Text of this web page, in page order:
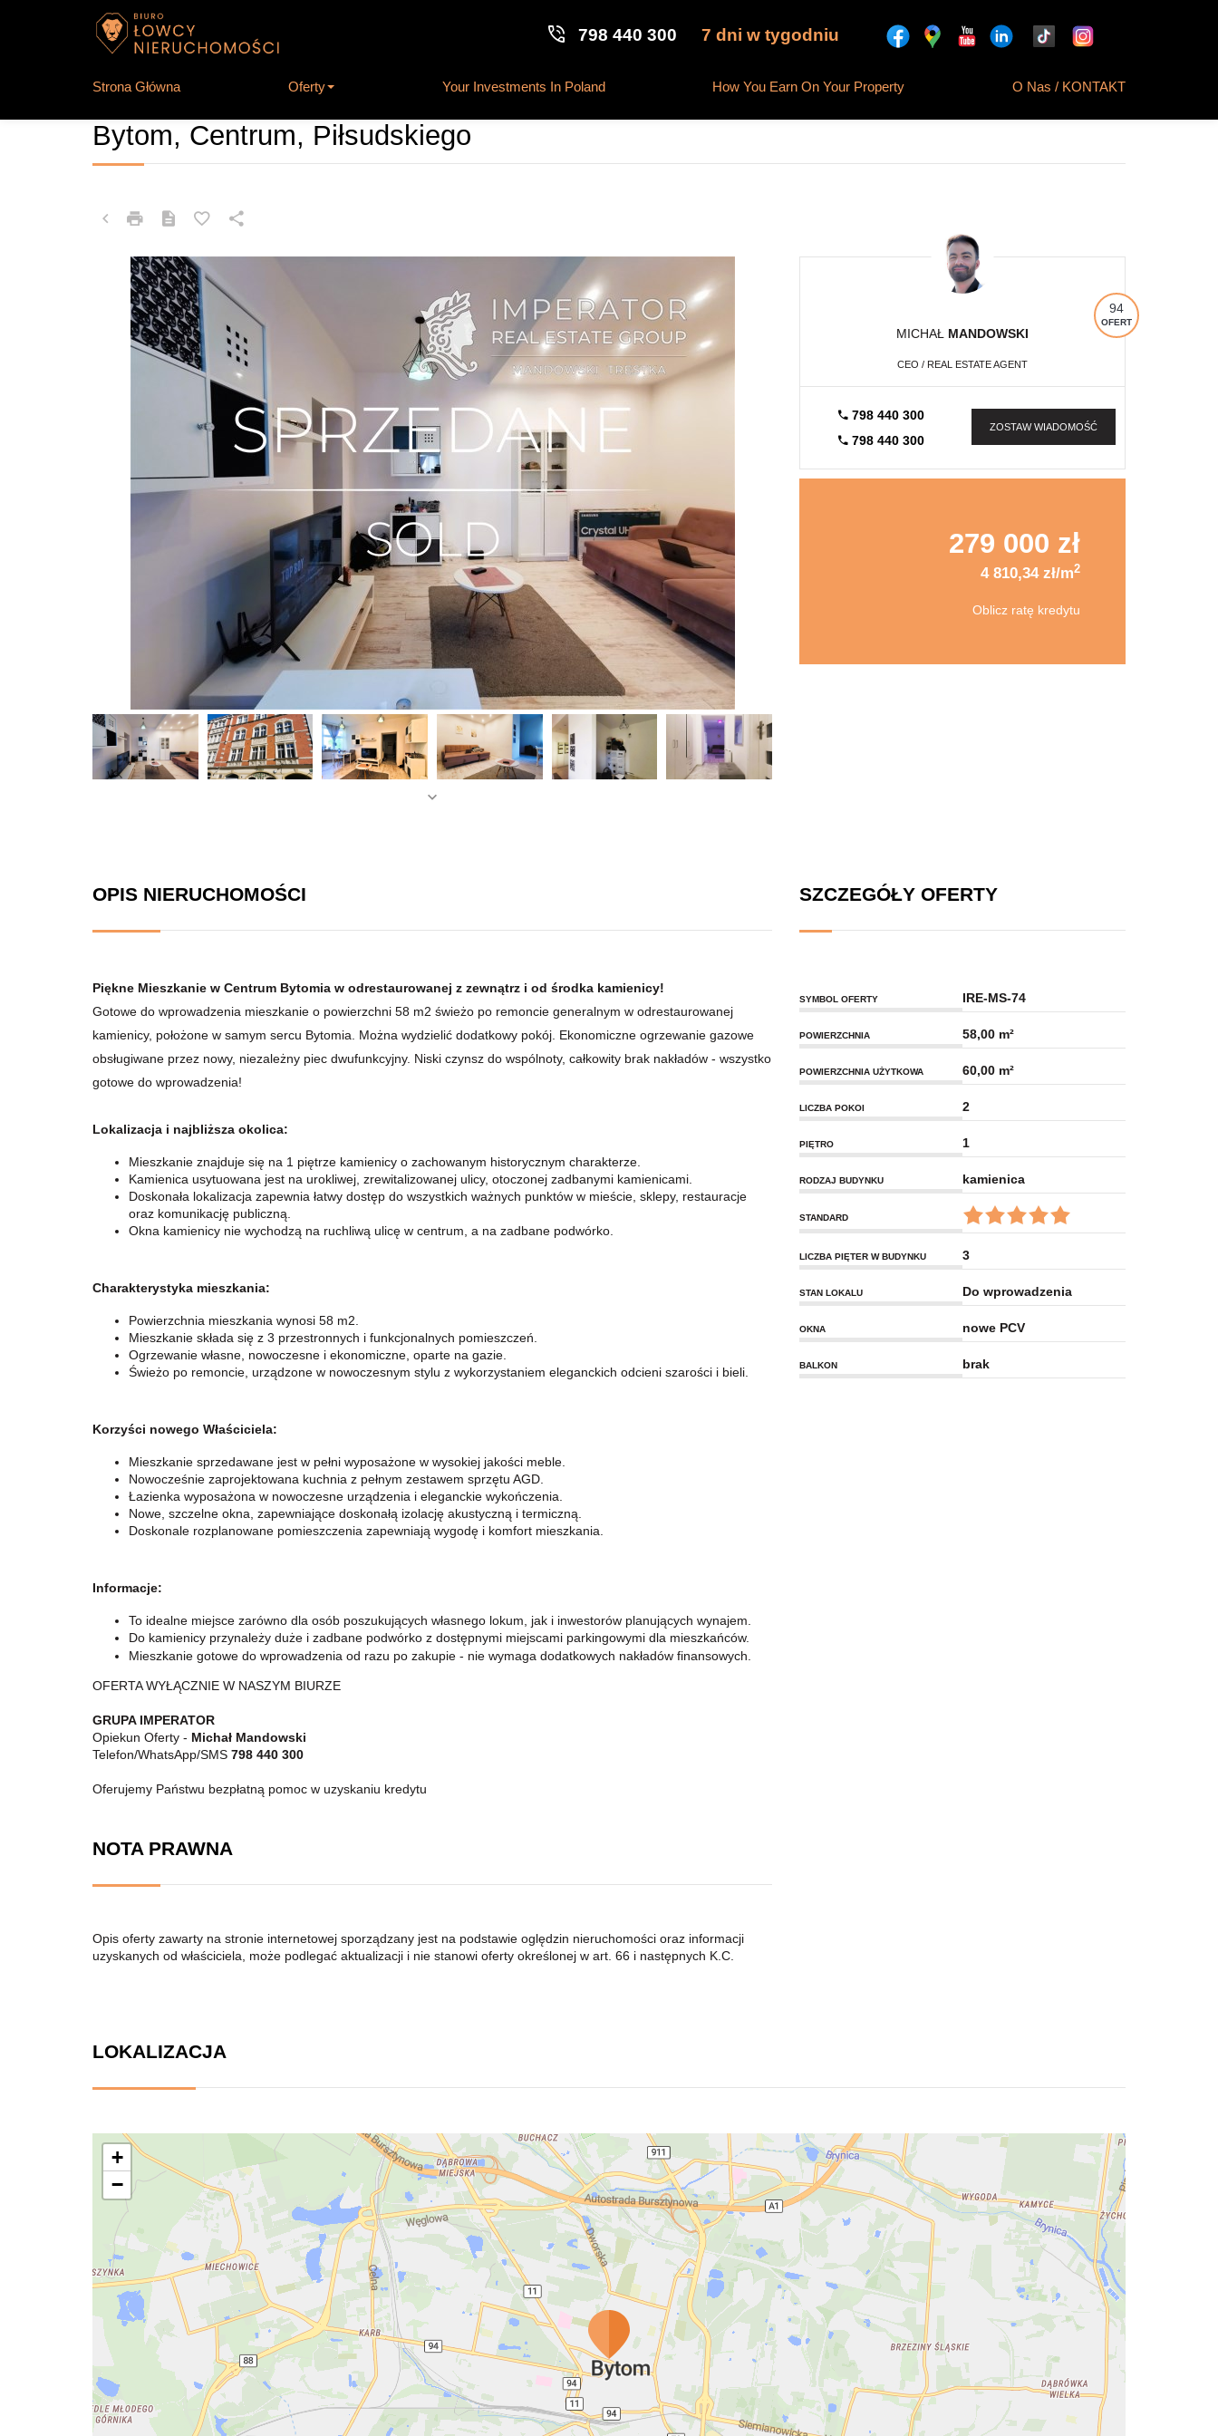
Strona Główna Oferty Your Investments In Poland How You Earn On Your Property O Nas / KONTAKT
phone_in_talk 798 440 300 7 dni w tygodniu
Bytom, Centrum, Piłsudskiego
94
OFERT
MICHAŁ MANDOWSKI
CEO / REAL ESTATE AGENT
798 440 300
798 440 300
ZOSTAW WIADOMOŚĆ
279 000 zł
4 810,34 zł/m2
Oblicz ratę kredytu
OPIS NIERUCHOMOŚCI
Piękne Mieszkanie w Centrum Bytomia w odrestaurowanej z zewnątrz i od środka kamienicy!
Gotowe do wprowadzenia mieszkanie o powierzchni 58 m2 świeżo po remoncie generalnym w odrestaurowanej
kamienicy, położone w samym sercu Bytomia. Można wydzielić dodatkowy pokój. Ekonomiczne ogrzewanie gazowe
obsługiwane przez nowy, niezależny piec dwufunkcyjny. Niski czynsz do wspólnoty, całkowity brak nakładów - wszystko
gotowe do wprowadzenia!
Lokalizacja i najbliższa okolica:
Mieszkanie znajduje się na 1 piętrze kamienicy o zachowanym historycznym charakterze.
Kamienica usytuowana jest na urokliwej, zrewitalizowanej ulicy, otoczonej zadbanymi kamienicami.
Doskonała lokalizacja zapewnia łatwy dostęp do wszystkich ważnych punktów w mieście, sklepy, restauracje
oraz komunikację publiczną.
Okna kamienicy nie wychodzą na ruchliwą ulicę w centrum, a na zadbane podwórko.
Charakterystyka mieszkania:
Powierzchnia mieszkania wynosi 58 m2.
Mieszkanie składa się z 3 przestronnych i funkcjonalnych pomieszczeń.
Ogrzewanie własne, nowoczesne i ekonomiczne, oparte na gazie.
Świeżo po remoncie, urządzone w nowoczesnym stylu z wykorzystaniem eleganckich odcieni szarości i bieli.
Korzyści nowego Właściciela:
Mieszkanie sprzedawane jest w pełni wyposażone w wysokiej jakości meble.
Nowocześnie zaprojektowana kuchnia z pełnym zestawem sprzętu AGD.
Łazienka wyposażona w nowoczesne urządzenia i eleganckie wykończenia.
Nowe, szczelne okna, zapewniające doskonałą izolację akustyczną i termiczną.
Doskonale rozplanowane pomieszczenia zapewniają wygodę i komfort mieszkania.
Informacje:
To idealne miejsce zarówno dla osób poszukujących własnego lokum, jak i inwestorów planujących wynajem.
Do kamienicy przynależy duże i zadbane podwórko z dostępnymi miejscami parkingowymi dla mieszkańców.
Mieszkanie gotowe do wprowadzenia od razu po zakupie - nie wymaga dodatkowych nakładów finansowych.
OFERTA WYŁĄCZNIE W NASZYM BIURZE
GRUPA IMPERATOR
Opiekun Oferty - Michał Mandowski
Telefon/WhatsApp/SMS 798 440 300
Oferujemy Państwu bezpłatną pomoc w uzyskaniu kredytu
NOTA PRAWNA
Opis oferty zawarty na stronie internetowej sporządzany jest na podstawie oględzin nieruchomości oraz informacji
uzyskanych od właściciela, może podlegać aktualizacji i nie stanowi oferty określonej w art. 66 i następnych K.C.
SZCZEGÓŁY OFERTY
SYMBOL OFERTY IRE-MS-74
POWIERZCHNIA 58,00 m²
POWIERZCHNIA UŻYTKOWA 60,00 m²
LICZBA POKOI 2
PIĘTRO 1
RODZAJ BUDYNKU kamienica
STANDARD
LICZBA PIĘTER W BUDYNKU 3
STAN LOKALU Do wprowadzenia
OKNA nowe PCV
BALKON brak
LOKALIZACJA
+
−